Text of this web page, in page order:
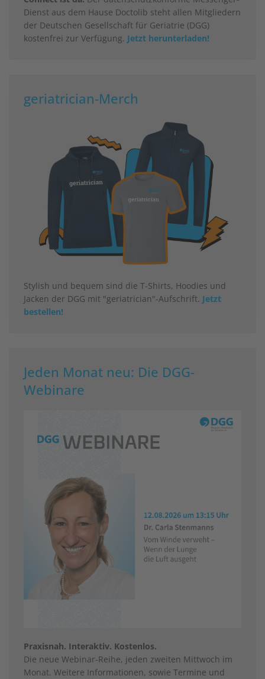
Dienst aus dem Hause Doctolib steht allen Mitgliedern
der Deutschen Gesellschaft für Geriatrie (DGG)
kostenfrei zur Verfügung. Jetzt herunterladen!
geriatrician-Merch
Stylish und bequem sind die T-Shirts, Hoodies und
Jacken der DGG mit "geriatrician"-Aufschrift. Jetzt
bestellen!
Jeden Monat neu: Die DGG-
Webinare
Praxisnah. Interaktiv. Kostenlos.
Die neue Webinar-Reihe, jeden zweiten Mittwoch im
Monat. Weitere Informationen, sowie Termine und